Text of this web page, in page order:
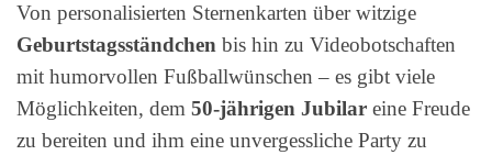
Von personalisierten Sternenkarten über witzige
Geburtstagsständchen bis hin zu Videobotschaften
mit humorvollen Fußballwünschen – es gibt viele
Möglichkeiten, dem 50-jährigen Jubilar eine Freude
zu bereiten und ihm eine unvergessliche Party zu